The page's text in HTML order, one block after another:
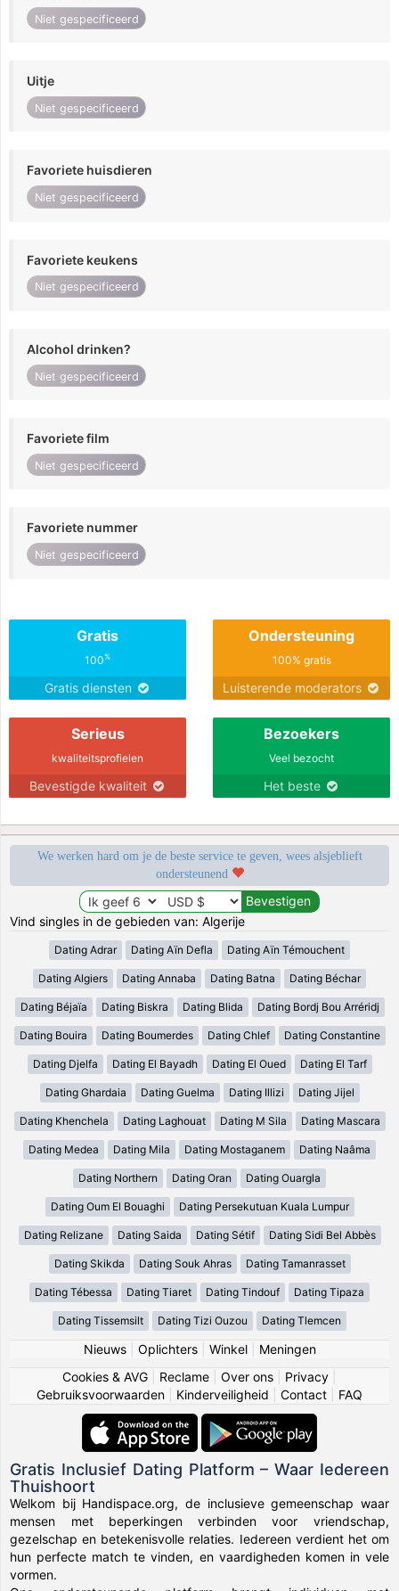
Niet gespecificeerd
Uitje
Niet gespecificeerd
Favoriete huisdieren
Niet gespecificeerd
Favoriete keukens
Niet gespecificeerd
Alcohol drinken?
Niet gespecificeerd
Favoriete film
Niet gespecificeerd
Favoriete nummer
Niet gespecificeerd
Gratis
100%
Gratis diensten
Ondersteuning
100% gratis
Luisterende moderators
Serieus
kwaliteitsprofielen
Bevestigde kwaliteit
Bezoekers
Veel bezocht
Het beste
We werken hard om je de beste service te geven, wees alsjeblieft
ondersteunend
Vind singles in de gebieden van: Algerije
Dating Adrar Dating Aïn Defla Dating Aïn Témouchent
Dating Algiers Dating Annaba Dating Batna Dating Béchar
Dating Béjaïa Dating Biskra Dating Blida Dating Bordj Bou Arréridj
Dating Bouira Dating Boumerdes Dating Chlef Dating Constantine
Dating Djelfa Dating El Bayadh Dating El Oued Dating El Tarf
Dating Ghardaia Dating Guelma Dating Illizi Dating Jijel
Dating Khenchela Dating Laghouat Dating M Sila Dating Mascara
Dating Medea Dating Mila Dating Mostaganem Dating Naâma
Dating Northern Dating Oran Dating Ouargla
Dating Oum El Bouaghi Dating Persekutuan Kuala Lumpur
Dating Relizane Dating Saida Dating Sétif Dating Sidi Bel Abbès
Dating Skikda Dating Souk Ahras Dating Tamanrasset
Dating Tébessa Dating Tiaret Dating Tindouf Dating Tipaza
Dating Tissemsilt Dating Tizi Ouzou Dating Tlemcen
Nieuws| Oplichters| Winkel| Meningen
Cookies & AVG
Reclame Over ons Privacy
Gebruiksvoorwaarden
Kinderveiligheid Contact FAQ
Gratis Inclusief Dating Platform – Waar Iedereen
Thuishoort
Welkom bij Handispace.org, de inclusieve gemeenschap waar
mensen met beperkingen verbinden voor vriendschap,
gezelschap en betekenisvolle relaties. Iedereen verdient het om
hun perfecte match te vinden, en vaardigheden komen in vele
vormen.